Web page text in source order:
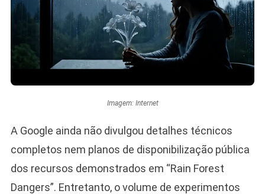
Imagem: Internet
A Google ainda não divulgou detalhes técnicos
completos nem planos de disponibilização pública
dos recursos demonstrados em “Rain Forest
Dangers”. Entretanto, o volume de experimentos